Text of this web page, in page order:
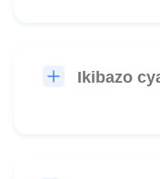
Ikibazo